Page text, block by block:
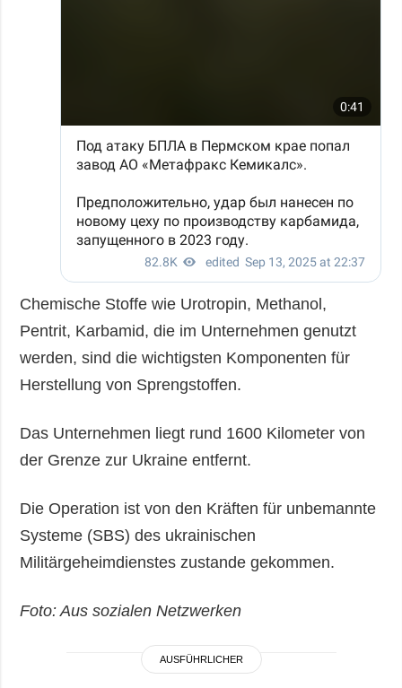
Chemische Stoffe wie Urotropin, Methanol,
Pentrit, Karbamid, die im Unternehmen genutzt
werden, sind die wichtigsten Komponenten für
Herstellung von Sprengstoffen.
Das Unternehmen liegt rund 1600 Kilometer von
der Grenze zur Ukraine entfernt.
Die Operation ist von den Kräften für unbemannte
Systeme (SBS) des ukrainischen
Militärgeheimdienstes zustande gekommen.
Foto: Aus sozialen Netzwerken
AUSFÜHRLICHER